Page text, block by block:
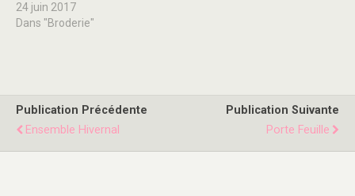
24 juin 2017
Dans "Broderie"
Publication Précédente
Ensemble Hivernal
Publication Suivante
Porte Feuille